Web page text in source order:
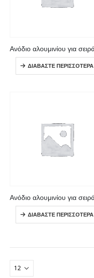
ΔΙΑΒΆΣΤΕ ΠΕΡΙΣΣΌΤΕΡΑ
ΔΙΑΒΆΣΤΕ ΠΕΡΙΣΣΌΤΕΡΑ